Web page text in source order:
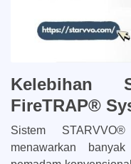
Kelebihan
FireTRAP®
Sistem
menawarkan